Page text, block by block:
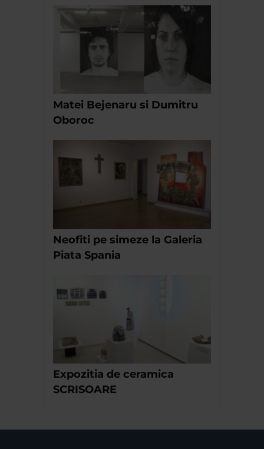
Matei Bejenaru si Dumitru
Oboroc
Neofiti pe simeze la Galeria
Piata Spania
Expozitia de ceramica
SCRISOARE